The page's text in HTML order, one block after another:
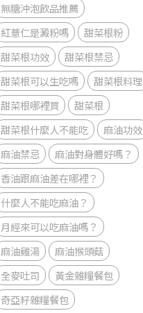
無糖沖泡飲品推薦
紅薏仁是澱粉嗎
甜菜根粉
甜菜根功效
甜菜根禁忌
甜菜根可以生吃嗎
甜菜根料理
甜菜根哪裡買
甜菜根
甜菜根什麼人不能吃
麻油功效
麻油禁忌
麻油對身體好嗎？
香油跟麻油差在哪裡？
什麼人不能吃麻油？
月經來可以吃麻油嗎？
麻油雞湯
麻油猴頭菇
全麥吐司
黃金雜糧餐包
奇亞籽雜糧餐包